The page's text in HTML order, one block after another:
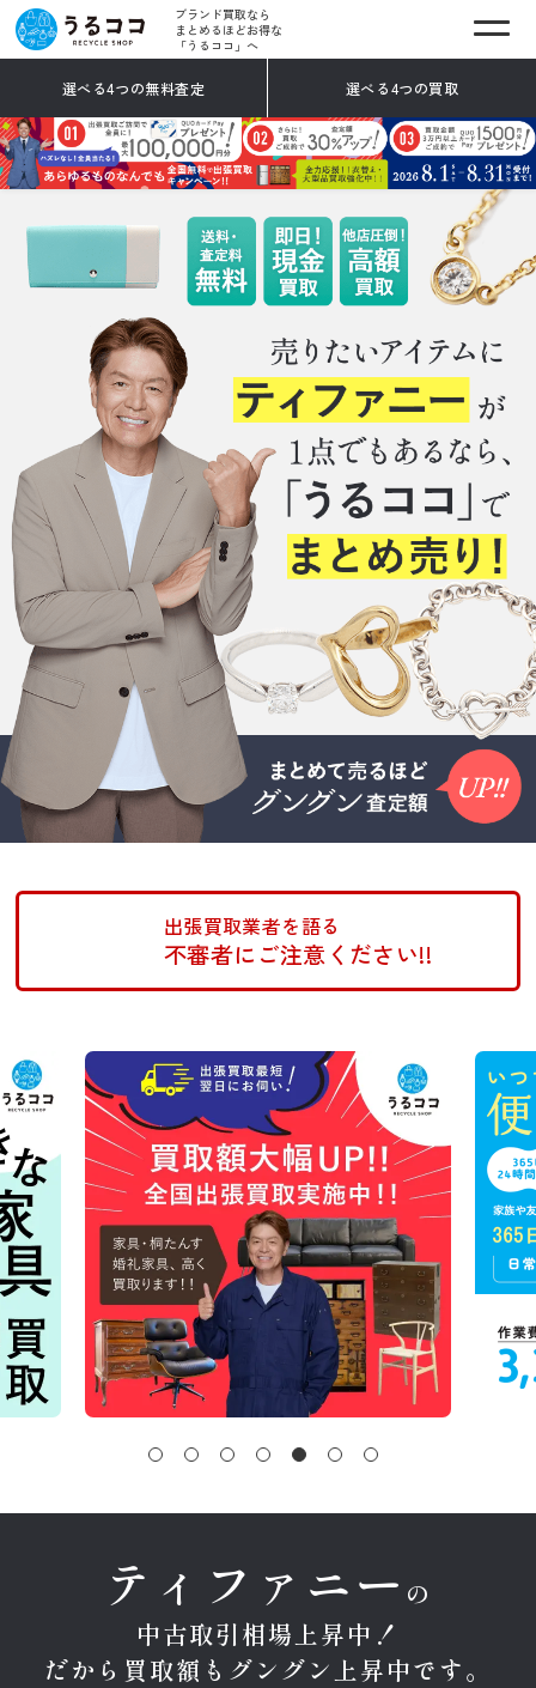
ブランド買取なら
まとめるほどお得な
「うるココ」へ
選べる4つの無料査定 選べる4つの買取
出張買取業者を語る
不審者にご注意ください!!
ティファニー の
中古取引相場上昇中！
だから買取額もグングン上昇中です。